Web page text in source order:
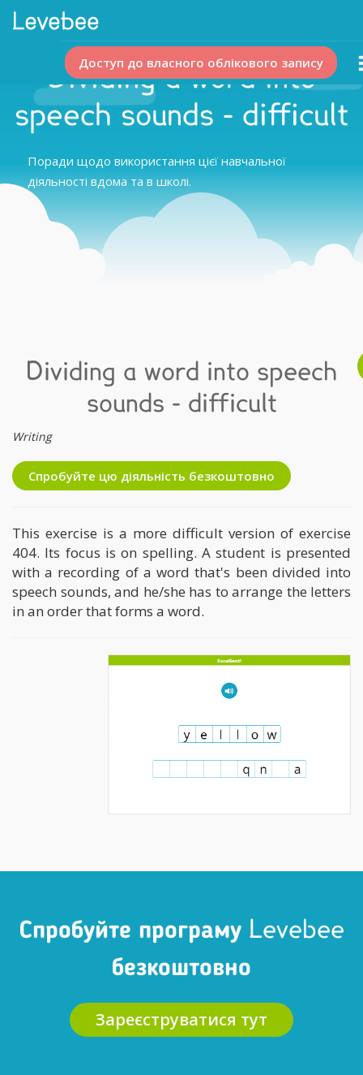
Доступ до власного облікового запису
Dividing a word into
speech sounds - difficult
Поради щодо використання цієї навчальної
діяльності вдома та в школі.
Dividing a word into speech
sounds - difficult
Writing
Спробуйте цю діяльність безкоштовно
This exercise is a more difficult version of exercise
404. Its focus is on spelling. A student is presented
with a recording of a word that's been divided into
speech sounds, and he/she has to arrange the letters
in an order that forms a word.
Спробуйте програму Levebee
безкоштовно
Зареєструватися тут